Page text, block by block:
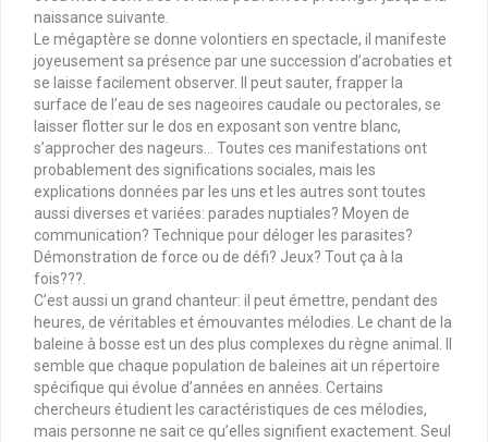
naissance suivante.
Le mégaptère se donne volontiers en spectacle, il manifeste
joyeusement sa présence par une succession d’acrobaties et
se laisse facilement observer. Il peut sauter, frapper la
surface de l’eau de ses nageoires caudale ou pectorales, se
laisser flotter sur le dos en exposant son ventre blanc,
s’approcher des nageurs… Toutes ces manifestations ont
probablement des significations sociales, mais les
explications données par les uns et les autres sont toutes
aussi diverses et variées: parades nuptiales? Moyen de
communication? Technique pour déloger les parasites?
Démonstration de force ou de défi? Jeux? Tout ça à la
fois???.
C’est aussi un grand chanteur: il peut émettre, pendant des
heures, de véritables et émouvantes mélodies. Le chant de la
baleine à bosse est un des plus complexes du règne animal. Il
semble que chaque population de baleines ait un répertoire
spécifique qui évolue d’années en années. Certains
chercheurs étudient les caractéristiques de ces mélodies,
mais personne ne sait ce qu’elles signifient exactement. Seul